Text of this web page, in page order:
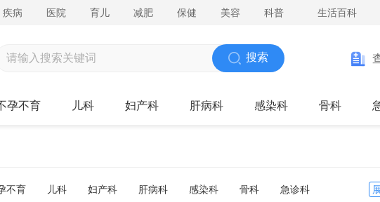
疾病 医院 育儿 减肥 保健 美容 科普 生活百科
搜索
孕不育 儿科 妇产科 肝病科 感染科 骨科
不育 儿科 妇产科 肝病科 感染科 骨科
急诊科